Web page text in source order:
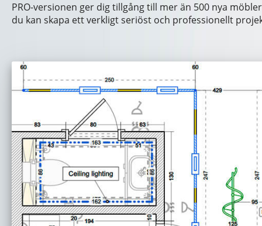
PRO-versionen ger dig tillgång till mer än 500 nya
du kan skapa ett verkligt seriöst och professionellt